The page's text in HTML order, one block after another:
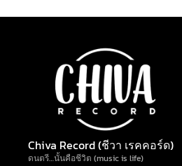
Chiva Record (ชีวา เรคคอร์ด)
ดนตรี…นั้นคือชีวิต (music is life)